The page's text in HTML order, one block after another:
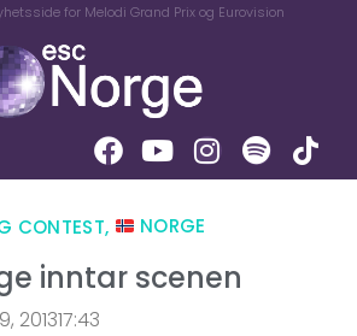
for Melodi Grand Prix og Eurovision
CONTEST, NORGE
inntar scenen
201317:43